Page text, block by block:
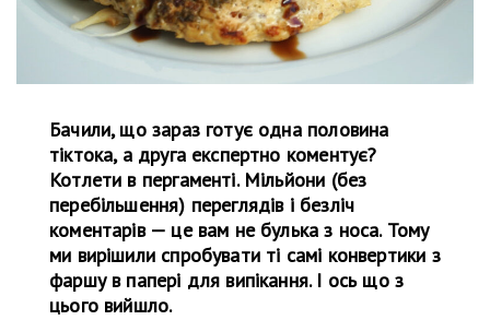
Бачили, що зараз готує одна половина
тіктока, а друга експертно коментує?
Котлети в пергаменті. Мільйони (без
перебільшення) переглядів і безліч
коментарів — це вам не булька з носа. Тому
ми вирішили спробувати ті самі конвертики з
фаршу в папері для випікання. І ось що з
цього вийшло.